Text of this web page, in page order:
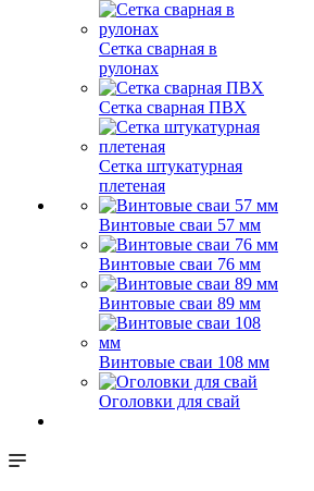
Сетка сварная в
рулонах
Сетка сварная ПВХ
Сетка штукатурная
плетеная
Винтовые сваи 57 мм
Винтовые сваи 76 мм
Винтовые сваи 89 мм
Винтовые сваи 108 мм
Оголовки для свай